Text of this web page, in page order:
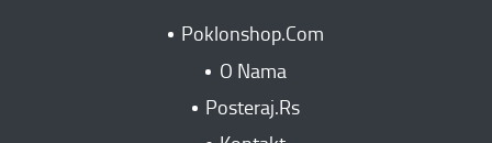
Poklonshop.Com
O Nama
Posteraj.Rs